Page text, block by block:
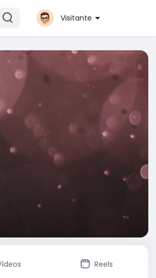
Visitante
Reels